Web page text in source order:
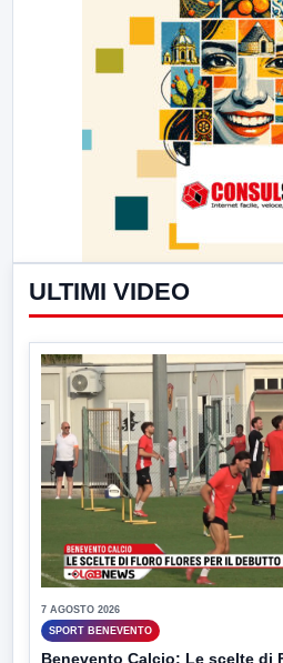
ULTIMI VIDEO
7 AGOSTO 2026
SPORT BENEVENTO
Benevento Calcio: Le scelte di